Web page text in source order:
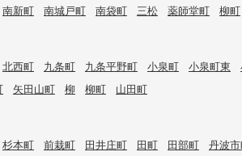
南新町 南城戸町 南袋町 三松 薬師堂町 柳町
北西町 九条町 九条平野町 小泉町 小泉町東
矢田山町 柳 柳町 山田町
杉本町 前栽町 田井庄町 田町 田部町 丹波